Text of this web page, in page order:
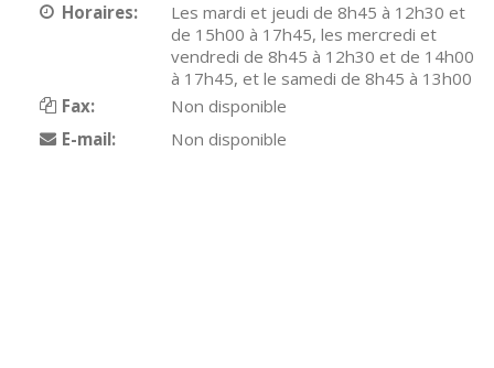
Horaires:
Les mardi et jeudi de 8h45 à 12h30 et
de 15h00 à 17h45, les mercredi et
vendredi de 8h45 à 12h30 et de 14h00
à 17h45, et le samedi de 8h45 à 13h00
Fax:
Non disponible
E-mail:
Non disponible